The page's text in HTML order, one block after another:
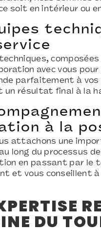
soit en intérieur ou
avec vous
parfaitement à
résultat final à la
à la
attachons une
long du processus
en passant par le
et vous conseillent
DU